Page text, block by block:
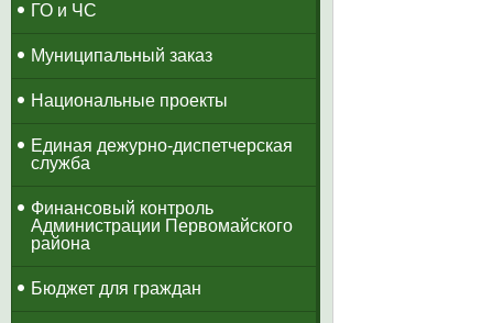
ГО и ЧС
Муниципальный заказ
Национальные проекты
​Единая дежурно-диспетчерская
служба
​Финансовый контроль
Администрации Первомайского
района
Бюджет для граждан